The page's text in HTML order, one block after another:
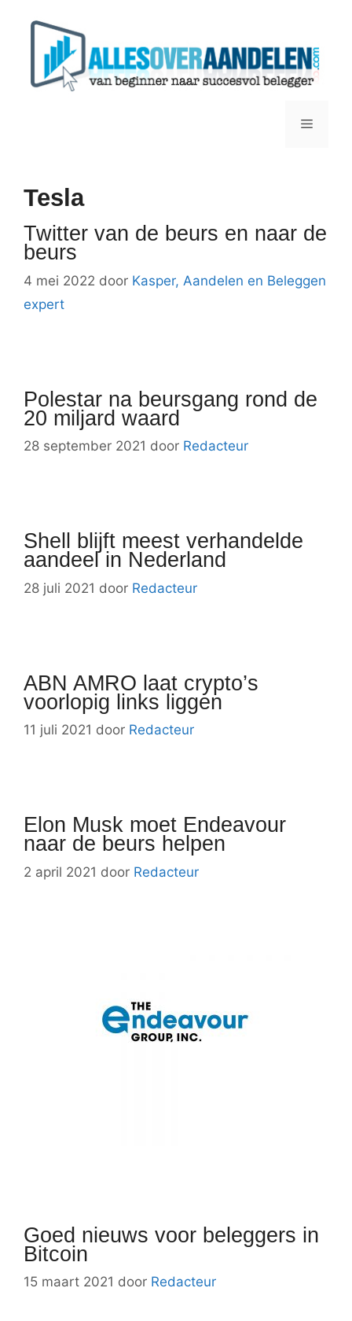
Menu
Tesla
Twitter van de beurs en naar de
beurs
4 mei 2022 door Kasper, Aandelen en Beleggen
expert
Polestar na beursgang rond de
20 miljard waard
28 september 2021 door Redacteur
Shell blijft meest verhandelde
aandeel in Nederland
28 juli 2021 door Redacteur
ABN AMRO laat crypto’s
voorlopig links liggen
11 juli 2021 door Redacteur
Elon Musk moet Endeavour
naar de beurs helpen
2 april 2021 door Redacteur
Goed nieuws voor beleggers in
Bitcoin
15 maart 2021 door Redacteur